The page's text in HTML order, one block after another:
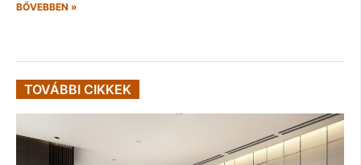
BŐVEBBEN »
TOVÁBBI CIKKEK